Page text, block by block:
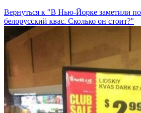
Вернуться к "В Нью-Йорке заметили
белорусский квас. Сколько он стоит?"